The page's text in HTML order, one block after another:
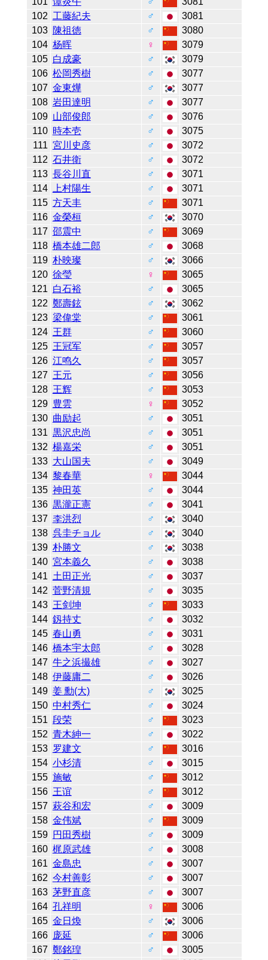
102 工藤紀夫 ♂
3081
103 陳祖徳 ♂
3080
104 杨晖 ♀
3079
105 白成豪 ♂
3079
106 松岡秀樹 ♂
3077
107 金東燁 ♂
3077
108 岩田達明 ♂
3077
109 山部俊郎 ♂
3076
110 時本壱 ♂
3075
111 宮川史彦 ♂
3072
112 石井衛 ♂
3072
113 長谷川直 ♂
3071
114
上村陽生 ♂
3071
115 方天丰 ♂
3071
116 金榮桓 ♂
3070
117 邵震中 ♂
3069
118 橋本雄二郎 ♂
3068
119 朴映璨 ♂
3066
120 徐瑩 ♀
3065
121 白石裕 ♂
3065
122 鄭壽鉉 ♂
3062
123 梁偉棠 ♂
3061
124 王群 ♂
3060
125 王冠军 ♂
3057
126 江鸣久 ♂
3057
127 王元 ♂
3056
128 王辉 ♂
3053
129 豊雲 ♀
3052
130 曲励起 ♂
3051
131 黒沢忠尚 ♂
3051
132 楊嘉栄 ♂
3051
133 大山国夫 ♂
3049
134 黎春華 ♀
3044
135 神田英 ♂
3044
136 黒瀧正憲 ♂
3041
137 李洪烈 ♂
3040
138 呉圭チョル ♂
3040
139 朴勝文 ♂
3038
140 宮本義久 ♂
3038
141 土田正光 ♂
3037
142 菅野清規 ♂
3035
143 王剑坤 ♂
3033
144 釼持丈 ♂
3032
145 春山勇 ♂
3031
146 橋本宇太郎 ♂
3028
147 牛之浜撮雄 ♂
3027
148 伊藤庸二 ♂
3026
149 姜 勳(大) ♂
3025
150 中村秀仁 ♂
3024
151 段荣 ♂
3023
152 青木紳一 ♂
3022
153 罗建文 ♂
3016
154 小杉清 ♂
3015
155 施敏 ♂
3012
156 王谊 ♂
3012
157 萩谷和宏 ♂
3009
158 金伟斌 ♂
3009
159 円田秀樹 ♂
3009
160 梶原武雄 ♂
3008
161 金島忠 ♂
3007
162 今村善彰 ♂
3007
163 茅野直彦 ♂
3007
164 孔祥明 ♀
3006
165 金日煥 ♂
3006
166 庞延 ♂
3006
167 鄭銘瑝 ♂
3005